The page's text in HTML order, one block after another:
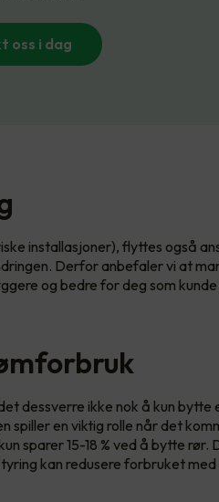
oss i dag
installasjoner), flyttes også
Derfor anbefaler vi at
og bedre for deg som
dessverre ikke nok å kun
spiller en viktig rolle når det
sparer 15-18 % ved å bytte rør.
kan redusere forbruket med